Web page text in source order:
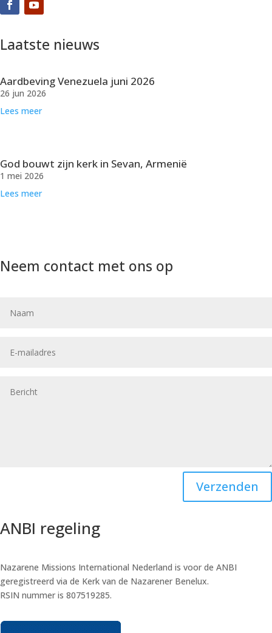
Laatste nieuws
Aardbeving Venezuela juni 2026
26 jun 2026
Lees meer
God bouwt zijn kerk in Sevan, Armenië
1 mei 2026
Lees meer
Neem contact met ons op
Verzenden
ANBI regeling
Nazarene Missions International Nederland is voor de ANBI
geregistreerd via de Kerk van de Nazarener Benelux.
RSIN nummer is 807519285.